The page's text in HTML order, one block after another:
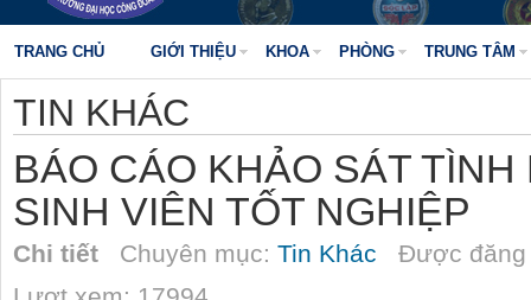
TRANG CHỦ GIỚI THIỆU KHOA PHÒNG TRUNG TÂM
TIN KHÁC
BÁO CÁO KHẢO SÁT
SINH VIÊN TỐT NGHIỆP
Chi tiết Chuyên mục: Tin Khác Được